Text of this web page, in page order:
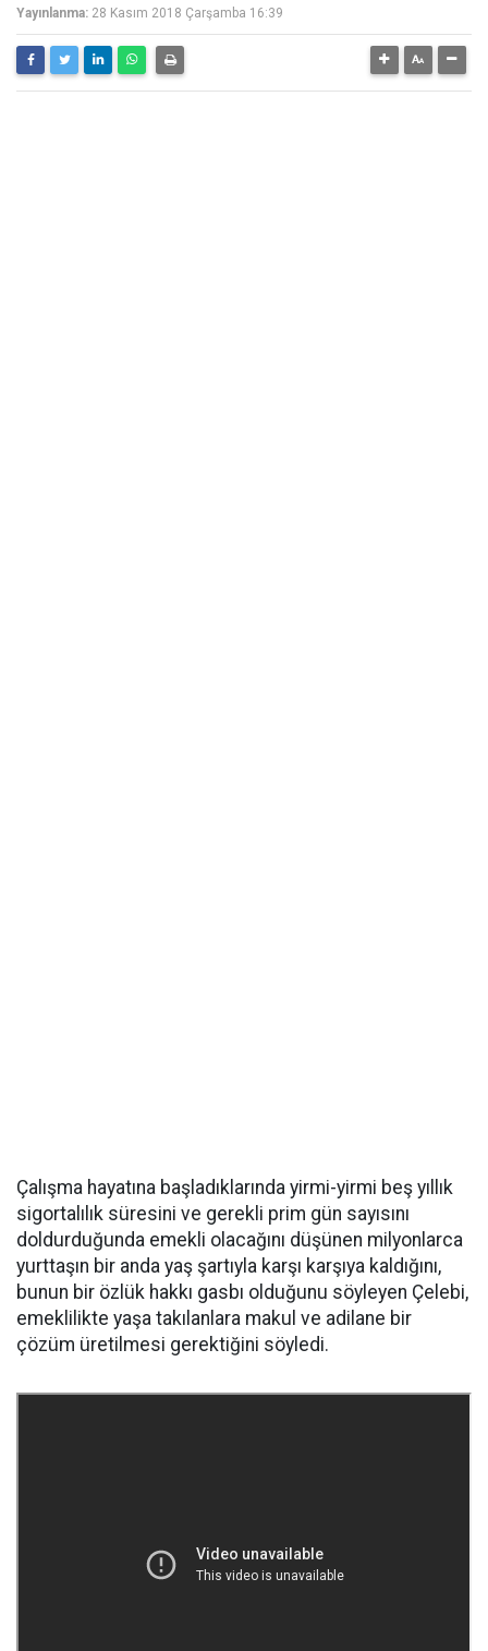
Yayınlanma: 28 Kasım 2018 Çarşamba 16:39
Çalışma hayatına başladıklarında yirmi-yirmi beş yıllık
sigortalılık süresini ve gerekli prim gün sayısını
doldurduğunda emekli olacağını düşünen milyonlarca
yurttaşın bir anda yaş şartıyla karşı karşıya kaldığını,
bunun bir özlük hakkı gasbı olduğunu söyleyen Çelebi,
emeklilikte yaşa takılanlara makul ve adilane bir
çözüm üretilmesi gerektiğini söyledi.